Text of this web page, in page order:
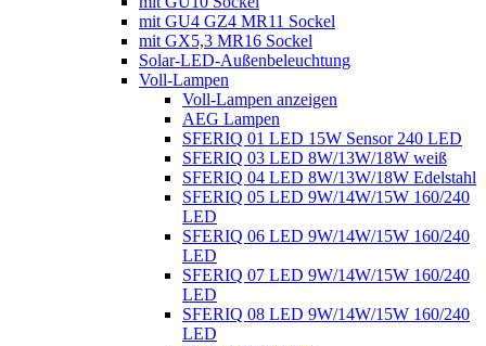
mit GU4 GZ4 MR11 Sockel
mit GX5,3 MR16 Sockel
Solar-LED-Außenbeleuchtung
Voll-Lampen
Voll-Lampen anzeigen
AEG Lampen
SFERIQ 01 LED 15W Sensor 240 LED
SFERIQ 03 LED 8W/13W/18W weiß
SFERIQ 04 LED 8W/13W/18W Edelstahl
SFERIQ 05 LED 9W/14W/15W 160/240
LED
SFERIQ 06 LED 9W/14W/15W 160/240
LED
SFERIQ 07 LED 9W/14W/15W 160/240
LED
SFERIQ 08 LED 9W/14W/15W 160/240
LED